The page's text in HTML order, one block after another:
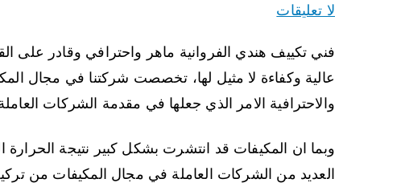
لا تعليقات
فني تكييف هندي الفروانية ماهر واحترافي وقادر على
عالية وكفاءة لا مثيل لها، تخصصت شركتنا في مجال
والاحترافية الامر الذي جعلها في مقدمة الشركات
وبما ان المكيفات قد انتشرت بشكل كبير نتيجة
العديد من الشركات العاملة في مجال المكيفات من